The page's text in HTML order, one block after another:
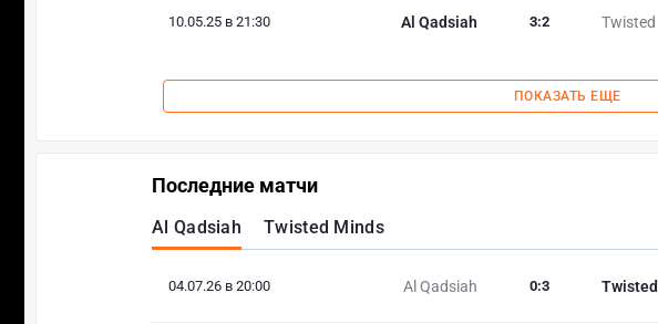
10.05.25 в 21:30 Al Qadsiah Twisted
3:2
ПОКАЗАТЬ ЕЩЕ
Последние матчи
Al Qadsiah Twisted Minds
04.07.26 в 20:00 Al Qadsiah Twisted
0:3